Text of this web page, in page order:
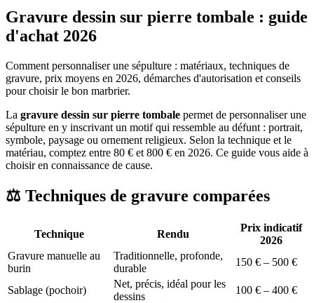
Gravure dessin sur pierre tombale : guide
d'achat 2026
Comment personnaliser une sépulture : matériaux, techniques de
gravure, prix moyens en 2026, démarches d'autorisation et conseils
pour choisir le bon marbrier.
La gravure dessin sur pierre tombale permet de personnaliser une
sépulture en y inscrivant un motif qui ressemble au défunt : portrait,
symbole, paysage ou ornement religieux. Selon la technique et le
matériau, comptez entre 80 € et 800 € en 2026. Ce guide vous aide à
choisir en connaissance de cause.
⚖️ Techniques de gravure comparées
Technique Rendu
Prix indicatif
2026
Gravure manuelle au
burin
Traditionnelle, profonde,
durable
150 € – 500 €
Sablage (pochoir)
Net, précis, idéal pour les
dessins
100 € – 400 €